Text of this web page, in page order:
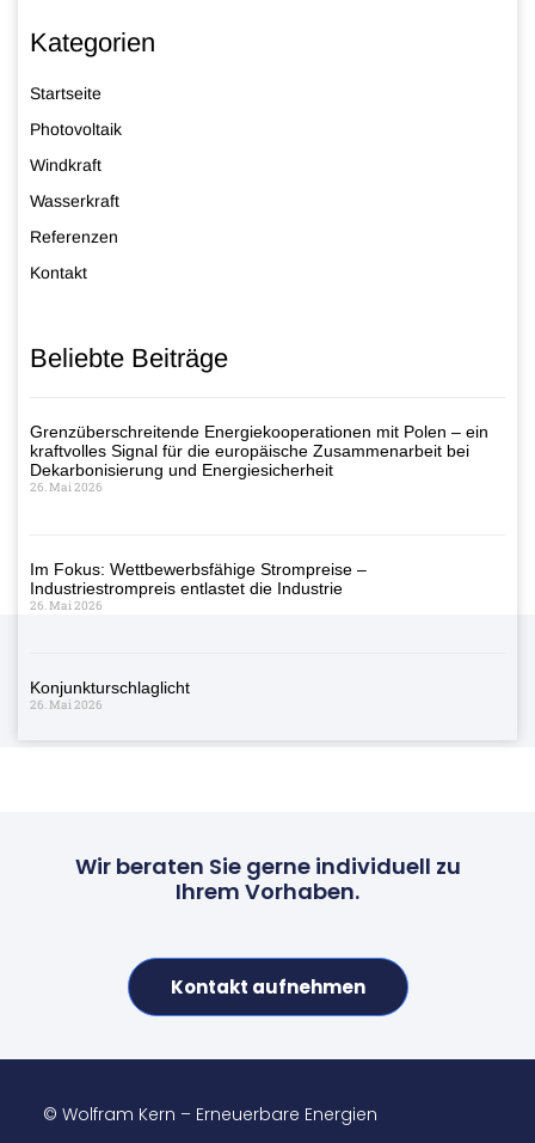
Kategorien
Startseite
Photovoltaik
Windkraft
Wasserkraft
Referenzen
Kontakt
Beliebte Beiträge
Grenzüberschreitende Energiekooperationen mit Polen – ein
kraftvolles Signal für die europäische Zusammenarbeit bei
Dekarbonisierung und Energiesicherheit
26. Mai 2026
Im Fokus: Wettbewerbsfähige Strompreise –
Industriestrompreis entlastet die Industrie
26. Mai 2026
Konjunkturschlaglicht
26. Mai 2026
Wir beraten Sie gerne individuell zu
Ihrem Vorhaben.
Kontakt aufnehmen
© Wolfram Kern – Erneuerbare Energien